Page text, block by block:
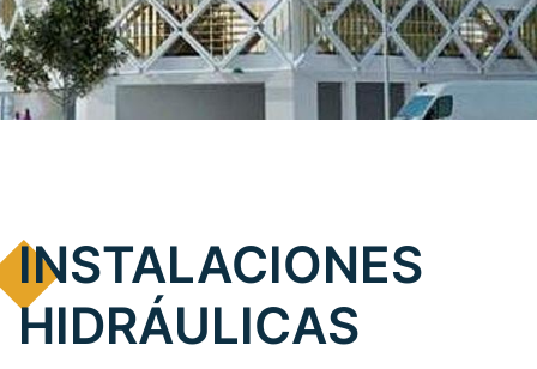
INSTALACIONES
HIDRÁULICAS